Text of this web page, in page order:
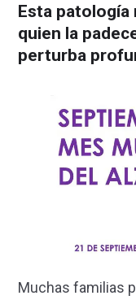
Esta patología
quien la
perturba
Muchas familias